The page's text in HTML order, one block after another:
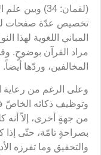
(لقمان: 34)
تخصيص عدّة صفحات
المباني اللغوية لهذا
مراد القرآن بوضوحٍ.
المخالفين، وردّها أيضاً.
وعلى الرغم من رعاية
وتوظيف ذكائه الخاصّ
من جهةٍ أخرى، إلاّ
بصراحةٍ تامّة، حتّى
والتحقيق وما تفرزه